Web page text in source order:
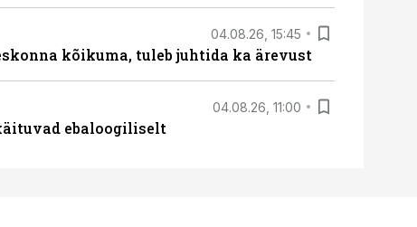
04.08.26, 15:45
kõikuma, tuleb juhtida ka ärevust
04.08.26, 11:00
ebaloogiliselt